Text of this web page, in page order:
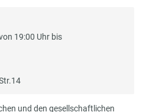
19:00 Uhr bis
und den gesellschaftlichen